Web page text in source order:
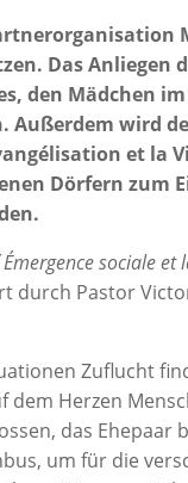
Das Anliegen
den Mädchen
Außerdem wird
et la
Dörfern zum
sociale et
Pastor
Zuflucht
Herzen
das
um für die